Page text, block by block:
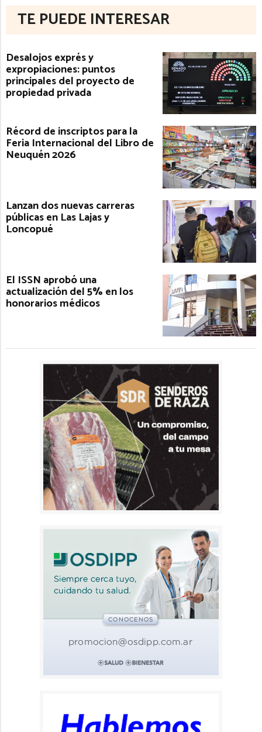
TE PUEDE INTERESAR
Desalojos exprés y
expropiaciones: puntos
principales del proyecto de
propiedad privada
Récord de inscriptos para la
Feria Internacional del Libro de
Neuquén 2026
Lanzan dos nuevas carreras
públicas en Las Lajas y
Loncopué
El ISSN aprobó una
actualización del 5% en los
honorarios médicos